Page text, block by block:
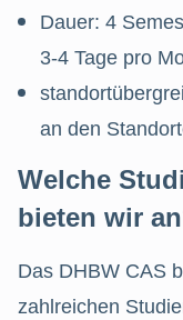
Dauer: 4
3-4 Tage pro
an den
Welche
bieten wir
Das DHBW CAS
zahlreichen